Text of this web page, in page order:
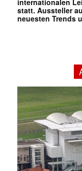
internationalen
statt. Aussteller
neuesten Trends